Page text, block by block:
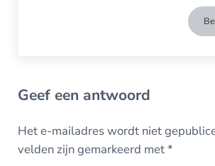
Geef een antwoord
Het e-mailadres wordt niet
velden zijn gemarkeerd met*